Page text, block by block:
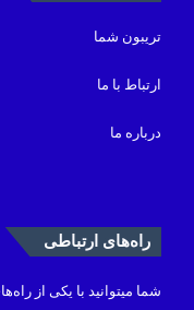
تریبون شما
ارتباط با ما
درباره ما
راه‌های ارتباطی
شما میتوانید با یکی از